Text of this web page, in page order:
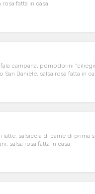
rosa fatta in casa
campana, pomodorini
Daniele, salsa rosa fatta in
latte, salsiccia di carne di prima
salsa rosa fatta in casa